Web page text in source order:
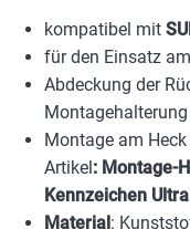
kompatibel mit
für den Einsatz
Abdeckung der
Montagehalterung
Montage am
Artikel: Montage-
Kennzeichen
Material: